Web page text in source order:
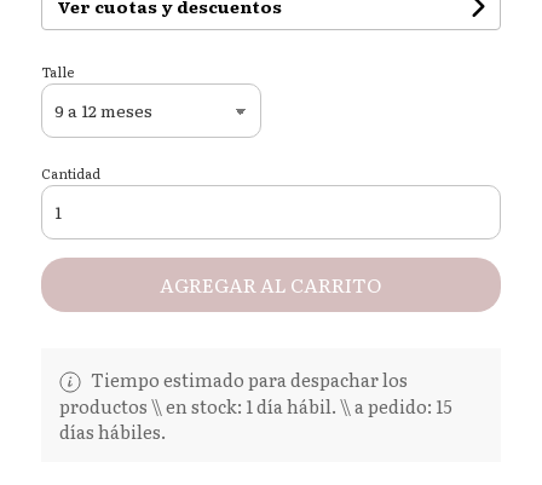
Ver cuotas y descuentos
Talle
Cantidad
AGREGAR AL CARRITO
Tiempo estimado para despachar los
productos \\ en stock: 1 día hábil. \\ a pedido: 15
días hábiles.